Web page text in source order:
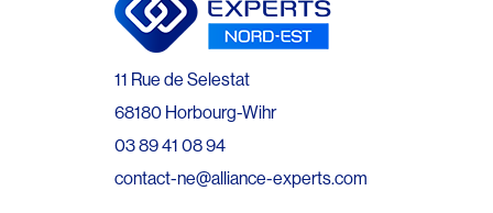
11 Rue de Selestat
68180 Horbourg-Wihr
03 89 41 08 94
contact-ne@alliance-experts.com